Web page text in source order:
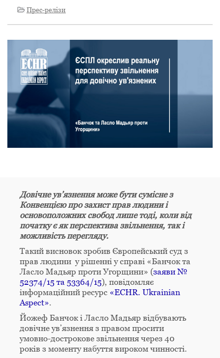
Прес-релізи
Довічне ув’язнення може бути сумісне з
Конвенцією про захист прав людини і
основоположних свобод лише тоді, коли від
початку є як перспектива звільнення, так і
можливість перегляду.
Такий висновок зробив Європейський суд з
прав людини у рішенні у справі «Банчок та
Ласло Мадьяр проти Угорщини» (заяви №
52374/15 та 53364/15), повідомляє
інформаційний ресурс «ECHR. Ukrainian
Aspect».
Йожеф Банчок і Ласло Мадьяр відбувають
довічне ув’язнення з правом просити
умовно-дострокове звільнення через 40
років з моменту набуття вироком чинності.